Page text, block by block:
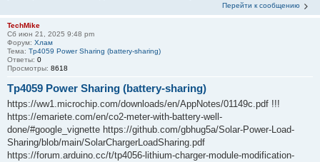
Перейти к сообщению
TechMike
Сб июн 21, 2025 9:48 pm
Форум: Хлам
Тема: Tp4059 Power Sharing (battery-sharing)
Ответы: 0
Просмотры: 8618
Tp4059 Power Sharing (battery-sharing)
https://ww1.microchip.com/downloads/en/AppNotes/01149c.pdf !!!
https://emariete.com/en/co2-meter-with-battery-well-
done/#google_vignette https://github.com/gbhug5a/Solar-Power-Load-
Sharing/blob/main/SolarChargerLoadSharing.pdf
https://forum.arduino.cc/t/tp4056-lithium-charger-module-modification-